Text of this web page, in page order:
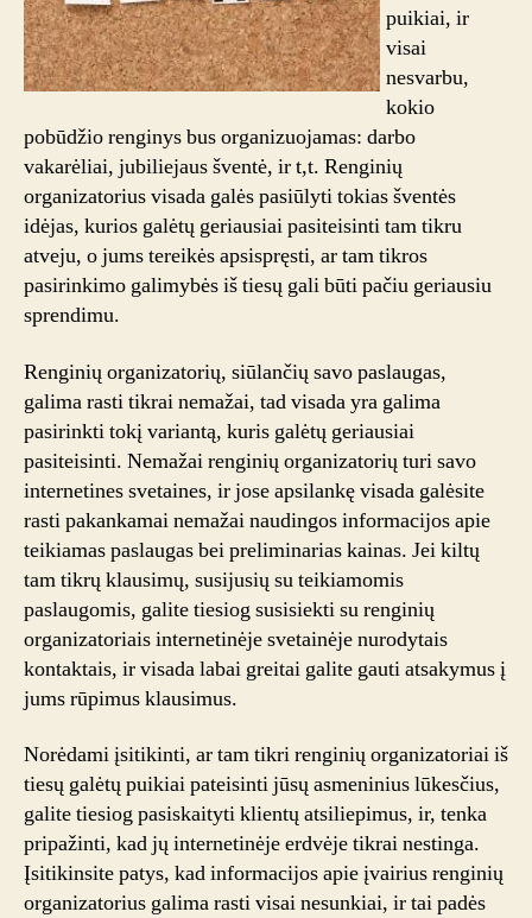
puikiai, ir
visai
nesvarbu,
kokio
pobūdžio renginys bus organizuojamas: darbo
vakarėliai, jubiliejaus šventė, ir t,t. Renginių
organizatorius visada galės pasiūlyti tokias šventės
idėjas, kurios galėtų geriausiai pasiteisinti tam tikru
atveju, o jums tereikės apsispręsti, ar tam tikros
pasirinkimo galimybės iš tiesų gali būti pačiu geriausiu
sprendimu.
Renginių organizatorių, siūlančių savo paslaugas,
galima rasti tikrai nemažai, tad visada yra galima
pasirinkti tokį variantą, kuris galėtų geriausiai
pasiteisinti. Nemažai renginių organizatorių turi savo
internetines svetaines, ir jose apsilankę visada galėsite
rasti pakankamai nemažai naudingos informacijos apie
teikiamas paslaugas bei preliminarias kainas. Jei kiltų
tam tikrų klausimų, susijusių su teikiamomis
paslaugomis, galite tiesiog susisiekti su renginių
organizatoriais internetinėje svetainėje nurodytais
kontaktais, ir visada labai greitai galite gauti atsakymus į
jums rūpimus klausimus.
Norėdami įsitikinti, ar tam tikri renginių organizatoriai iš
tiesų galėtų puikiai pateisinti jūsų asmeninius lūkesčius,
galite tiesiog pasiskaityti klientų atsiliepimus, ir, tenka
pripažinti, kad jų internetinėje erdvėje tikrai nestinga.
Įsitikinsite patys, kad informacijos apie įvairius renginių
organizatorius galima rasti visai nesunkiai, ir tai padės